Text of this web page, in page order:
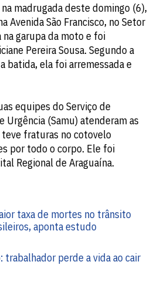
madrugada deste domingo (6),
Avenida São Francisco, no Setor
na garupa da moto e foi
Pereira Sousa. Segundo a
batida, ela foi arremessada e
equipes do Serviço de
(Samu) atenderam as
fraturas no cotovelo
por todo o corpo. Ele foi
Regional de Araguaína.
taxa de mortes no trânsito
aponta estudo
trabalhador perde a vida ao cair